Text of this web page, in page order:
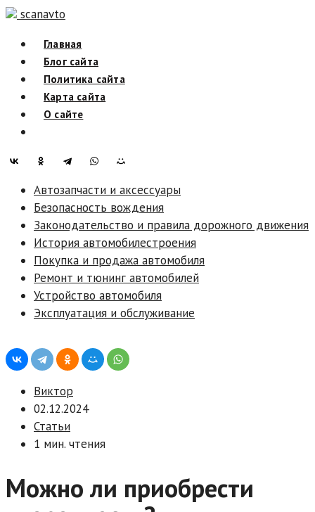
Skip
content
scanavto
Главная
Блог сайта
Политика сайта
Карта сайта
О сайте
Автозапчасти и аксессуары
Безопасность вождения
Законодательство и правила дорожного движения
История автомобилестроения
Покупка и продажа автомобиля
Ремонт и тюнинг автомобилей
Устройство автомобиля
Эксплуатация и обслуживание
Виктор
02.12.2024
Статьи
1 мин. чтения
Можно ли приобрести